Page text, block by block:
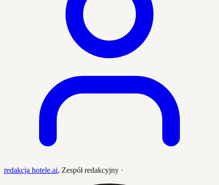
redakcja hotele.ai, Zespół redakcyjny ·